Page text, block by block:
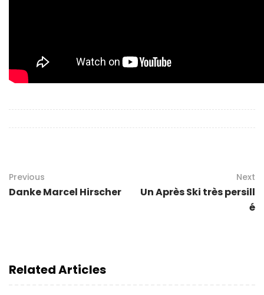
Previous
Danke Marcel Hirscher
Next
Un Après Ski très persill
é
Related Articles